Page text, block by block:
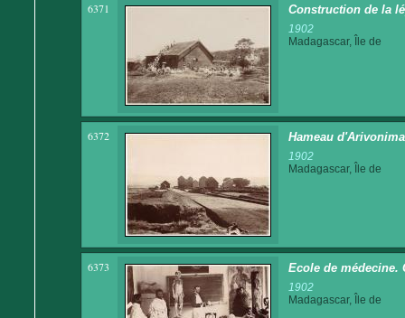
6371 Construction de la
1902
Madagascar, Île de
6372 Hameau
1902
Madagascar, Île de
6373 Ecole de médecine.
1902
Madagascar, Île de